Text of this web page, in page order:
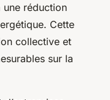
une réduction
Cette
collective et
sur la